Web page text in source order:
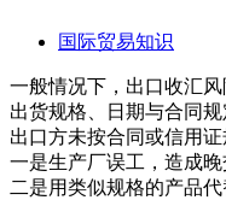
国际贸易知识
一般情况下，出口收汇
出货规格、日期与合同
出口方未按合同或信用证
一是生产厂误工，造成晚
二是用类似规格的产品代